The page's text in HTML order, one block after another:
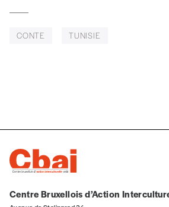
Les mots de passe ne
CONTE TUNISIE
Centre Bruxellois d’Action